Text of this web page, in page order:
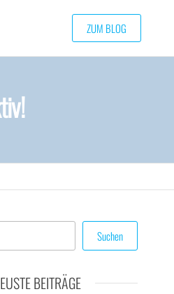
ZUM BLOG
Suchen
BEITRÄGE